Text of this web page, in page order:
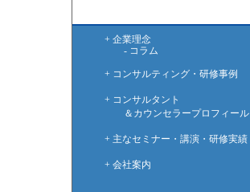
+ 企業理念
- コラム
+ コンサルティング・研修事例
+ コンサルタント
＆カウンセラープロフィール
+ 主なセミナー・講演・研修実績
+ 会社案内